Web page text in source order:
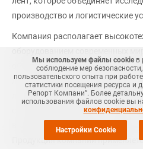
производство и логистические
Компания располагает
обеспечивающим изготовление,
лент на ролики всевозможных
лаборатория осуществляет
сырья и материалов, а также
выпускаемой продукции на всех
Продукция компании
Мы используем файлы cookie в
соблюдение мер
пользовательского опыта при
статистики посещения ресурса и
Репорт Компани”. Более
использования файлов cookie вы
Настройки Cookie